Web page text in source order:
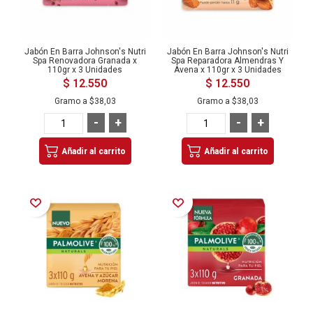
Jabón En Barra Johnson's Nutri
Spa Renovadora Granada x
110gr x 3 Unidades
$ 12.550
Gramo a $38,03
+
-
Añadir al carrito
Jabón En Barra Johnson's Nutri
Spa Reparadora Almendras Y
Avena x 110gr x 3 Unidades
$ 12.550
Gramo a $38,03
+
-
Añadir al carrito
Añadir a la Lista de Deseos Añadir a la Lista de Deseos